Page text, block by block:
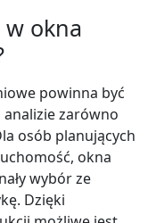
okna
powinna być
zarówno
osób planujących
okna
wybór ze
Dzięki